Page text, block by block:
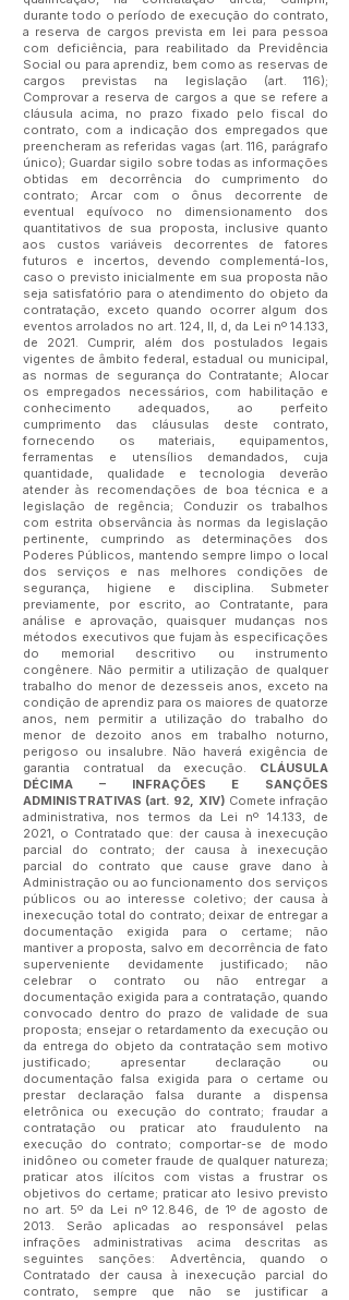
durante todo o período de execução do contrato,
a reserva de cargos prevista em lei para pessoa
com deficiência, para reabilitado da Previdência
Social ou para aprendiz, bem como as reservas de
cargos previstas na legislação (art. 116);
Comprovar a reserva de cargos a que se refere a
cláusula acima, no prazo fixado pelo fiscal do
contrato, com a indicação dos empregados que
preencheram as referidas vagas (art. 116, parágrafo
único); Guardar sigilo sobre todas as informações
obtidas em decorrência do cumprimento do
contrato; Arcar com o ônus decorrente de
eventual equívoco no dimensionamento dos
quantitativos de sua proposta, inclusive quanto
aos custos variáveis decorrentes de fatores
futuros e incertos, devendo complementá-los,
caso o previsto inicialmente em sua proposta não
seja satisfatório para o atendimento do objeto da
contratação, exceto quando ocorrer algum dos
eventos arrolados no art. 124, II, d, da Lei nº 14.133,
de 2021. Cumprir, além dos postulados legais
vigentes de âmbito federal, estadual ou municipal,
as normas de segurança do Contratante; Alocar
os empregados necessários, com habilitação e
conhecimento adequados, ao perfeito
cumprimento das cláusulas deste contrato,
fornecendo os materiais, equipamentos,
ferramentas e utensílios demandados, cuja
quantidade, qualidade e tecnologia deverão
atender às recomendações de boa técnica e a
legislação de regência; Conduzir os trabalhos
com estrita observância às normas da legislação
pertinente, cumprindo as determinações dos
Poderes Públicos, mantendo sempre limpo o local
dos serviços e nas melhores condições de
segurança, higiene e disciplina. Submeter
previamente, por escrito, ao Contratante, para
análise e aprovação, quaisquer mudanças nos
métodos executivos que fujam às especificações
do memorial descritivo ou instrumento
congênere. Não permitir a utilização de qualquer
trabalho do menor de dezesseis anos, exceto na
condição de aprendiz para os maiores de quatorze
anos, nem permitir a utilização do trabalho do
menor de dezoito anos em trabalho noturno,
perigoso ou insalubre. Não haverá exigência de
garantia contratual da execução. CLÁUSULA
DÉCIMA – INFRAÇÕES E SANÇÕES
ADMINISTRATIVAS (art. 92, XIV) Comete infração
administrativa, nos termos da Lei nº 14.133, de
2021, o Contratado que: der causa à inexecução
parcial do contrato; der causa à inexecução
parcial do contrato que cause grave dano à
Administração ou ao funcionamento dos serviços
públicos ou ao interesse coletivo; der causa à
inexecução total do contrato; deixar de entregar a
documentação exigida para o certame; não
mantiver a proposta, salvo em decorrência de fato
superveniente devidamente justificado; não
celebrar o contrato ou não entregar a
documentação exigida para a contratação, quando
convocado dentro do prazo de validade de sua
proposta; ensejar o retardamento da execução ou
da entrega do objeto da contratação sem motivo
justificado; apresentar declaração ou
documentação falsa exigida para o certame ou
prestar declaração falsa durante a dispensa
eletrônica ou execução do contrato; fraudar a
contratação ou praticar ato fraudulento na
execução do contrato; comportar-se de modo
inidôneo ou cometer fraude de qualquer natureza;
praticar atos ilícitos com vistas a frustrar os
objetivos do certame; praticar ato lesivo previsto
no art. 5º da Lei nº 12.846, de 1º de agosto de
2013. Serão aplicadas ao responsável pelas
infrações administrativas acima descritas as
seguintes sanções: Advertência, quando o
Contratado der causa à inexecução parcial do
contrato, sempre que não se justificar a